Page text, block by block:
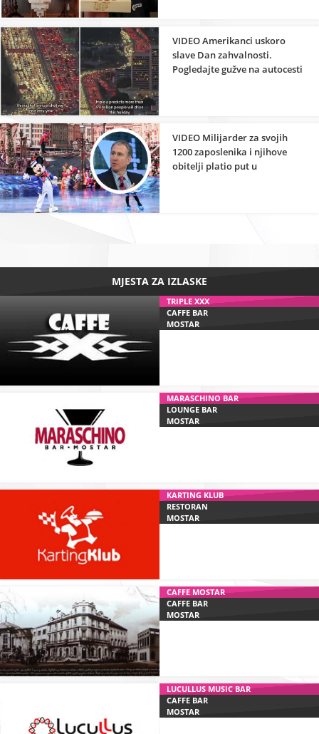
VIDEO Amerikanci uskoro
slave Dan zahvalnosti.
Pogledajte gužve na autocesti
VIDEO Milijarder za svojih
1200 zaposlenika i njihove
obitelji platio put u
MJESTA ZA IZLASKE
TRIPLE XXX
CAFFE BAR
MOSTAR
MARASCHINO BAR
LOUNGE BAR
MOSTAR
KARTING KLUB
RESTORAN
MOSTAR
CAFFE MOSTAR
CAFFE BAR
MOSTAR
LUCULLUS MUSIC BAR
CAFFE BAR
MOSTAR